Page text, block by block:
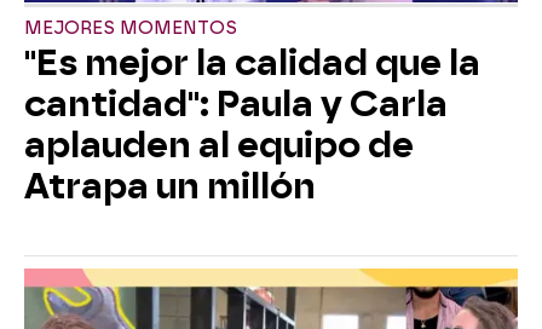
MEJORES MOMENTOS
"Es mejor la calidad que la
cantidad": Paula y Carla
aplauden al equipo de
Atrapa un millón